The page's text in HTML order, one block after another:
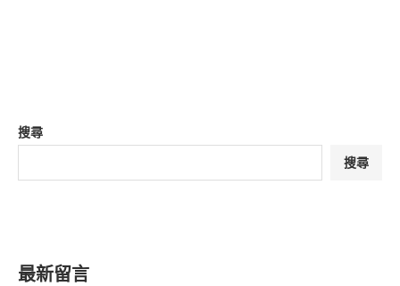
搜尋
搜尋
最新留言